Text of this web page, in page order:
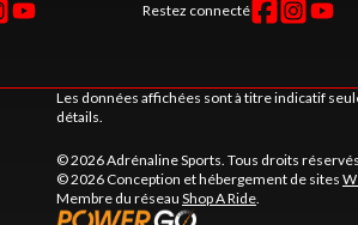
Restez connecté
Les données affichées sont à titre indicatif
détails.
© 2026 Adrénaline Sports. Tous droits
© 2026 Conception et hébergement de sites
Membre du réseau Shop A Ride.